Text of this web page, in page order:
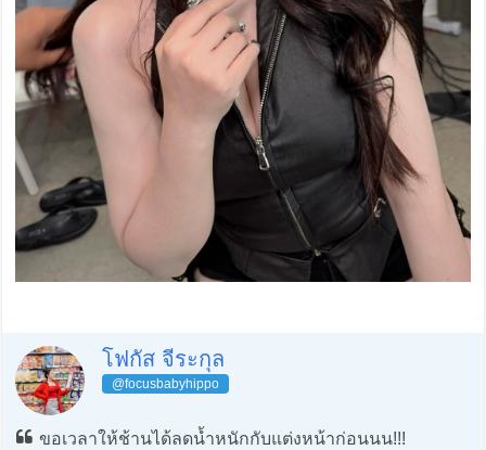
โฟกัส จีระกุล
@focusbabyhippo
ขอเวลาให้ช้านได้ลดน้ำหนักกับแต่งหน้าก่อนนน!!!